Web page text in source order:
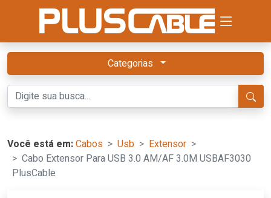
Categorias
Você está em:Cabos Usb
Extensor
Cabo Extensor Para USB 3.0 AM/AF 3.0M USBAF3030
PlusCable